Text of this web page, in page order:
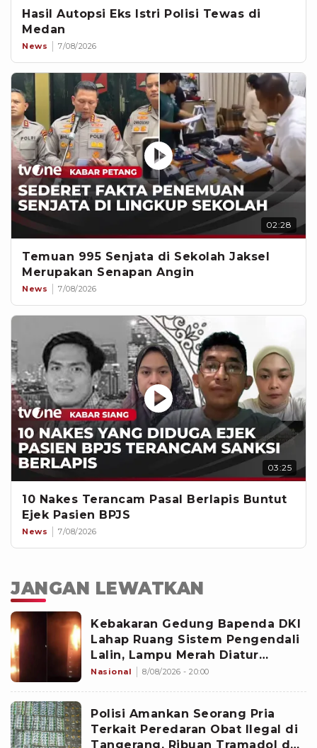
Hasil Autopsi Eks Istri Polisi Tewas di
Medan
News 7/08/2026
02:28
Temuan 995 Senjata di Sekolah Jaksel
Merupakan Senapan Angin
News 7/08/2026
03:25
10 Nakes Terancam Pasal Berlapis Buntut
Ejek Pasien BPJS
News 7/08/2026
JANGAN LEWATKAN
Kebakaran Gedung Bapenda DKI
Lahap Ruang Sistem Pengendali
Lalin, Lampu Merah Diatur
Manual Sementara
Nasional 8/08/2026 - 20:00
Polisi Amankan Seorang Pria
Terkait Peredaran Obat Ilegal di
Tangerang, Ribuan Tramadol dan